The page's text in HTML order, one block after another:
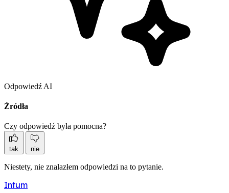
Odpowiedź AI
Źródła
Czy odpowiedź była pomocna?
tak nie
Niestety, nie znalazłem odpowiedzi na to pytanie.
Intum